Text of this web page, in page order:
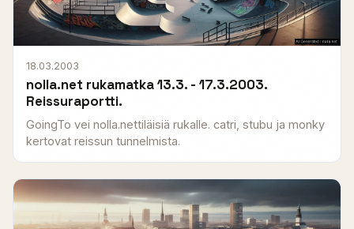
18.03.2003
nolla.net rukamatka 13.3. - 17.3.2003.
Reissuraportti.
GoingTo vei nolla.nettiläisiä rukalle. catri, stubu ja monky
kertovat reissun tunnelmista.